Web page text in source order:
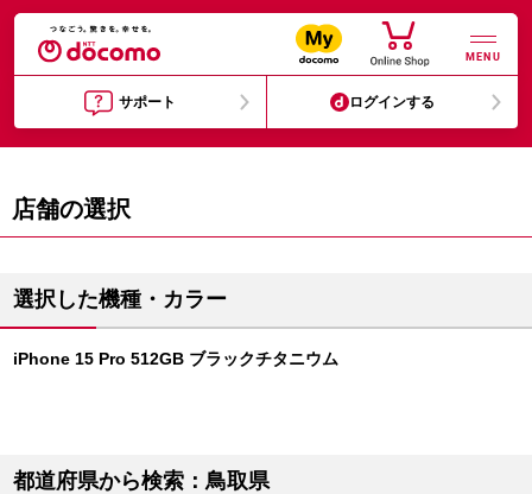
MENU
サポート ログインする
店舗の選択
選択した機種・カラー
iPhone 15 Pro 512GB ブラックチタニウム
都道府県から検索：鳥取県